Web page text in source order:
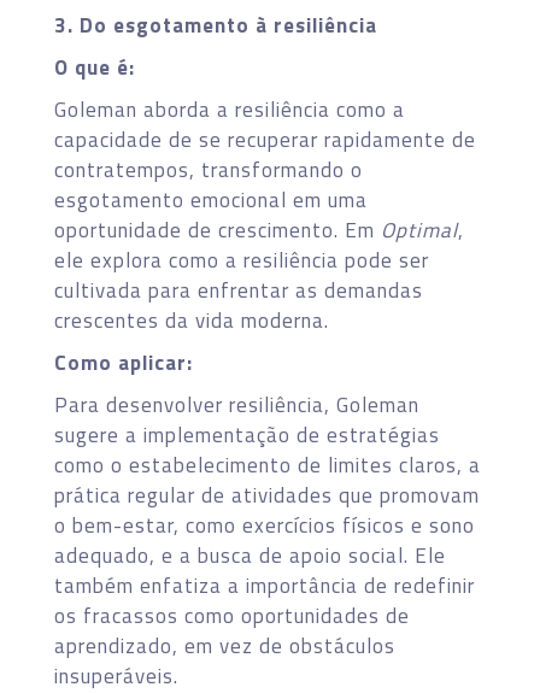
3. Do esgotamento à resiliência
O que é:
Goleman aborda a resiliência como a
capacidade de se recuperar rapidamente de
contratempos, transformando o
esgotamento emocional em uma
oportunidade de crescimento. Em Optimal,
ele explora como a resiliência pode ser
cultivada para enfrentar as demandas
crescentes da vida moderna.
Como aplicar:
Para desenvolver resiliência, Goleman
sugere a implementação de estratégias
como o estabelecimento de limites claros, a
prática regular de atividades que promovam
o bem-estar, como exercícios físicos e sono
adequado, e a busca de apoio social. Ele
também enfatiza a importância de redefinir
os fracassos como oportunidades de
aprendizado, em vez de obstáculos
insuperáveis.